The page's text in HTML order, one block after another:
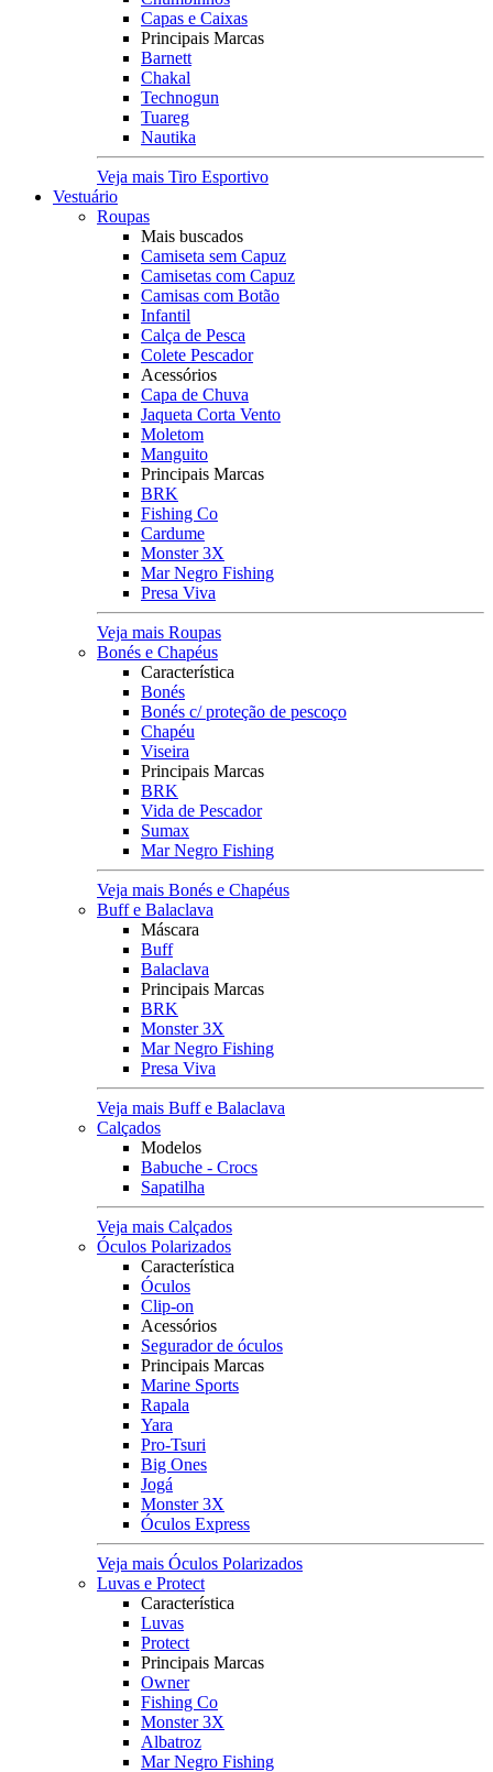
Capas e Caixas
Principais Marcas
Barnett
Chakal
Technogun
Tuareg
Nautika
Veja mais Tiro Esportivo
Vestuário
Roupas
Mais buscados
Camiseta sem Capuz
Camisetas com Capuz
Camisas com Botão
Infantil
Calça de Pesca
Colete Pescador
Acessórios
Capa de Chuva
Jaqueta Corta Vento
Moletom
Manguito
Principais Marcas
BRK
Fishing Co
Cardume
Monster 3X
Mar Negro Fishing
Presa Viva
Veja mais Roupas
Bonés e Chapéus
Característica
Bonés
Bonés c/ proteção de pescoço
Chapéu
Viseira
Principais Marcas
BRK
Vida de Pescador
Sumax
Mar Negro Fishing
Veja mais Bonés e Chapéus
Buff e Balaclava
Máscara
Buff
Balaclava
Principais Marcas
BRK
Monster 3X
Mar Negro Fishing
Presa Viva
Veja mais Buff e Balaclava
Calçados
Modelos
Babuche - Crocs
Sapatilha
Veja mais Calçados
Óculos Polarizados
Característica
Óculos
Clip-on
Acessórios
Segurador de óculos
Principais Marcas
Marine Sports
Rapala
Yara
Pro-Tsuri
Big Ones
Jogá
Monster 3X
Óculos Express
Veja mais Óculos Polarizados
Luvas e Protect
Característica
Luvas
Protect
Principais Marcas
Owner
Fishing Co
Monster 3X
Albatroz
Mar Negro Fishing